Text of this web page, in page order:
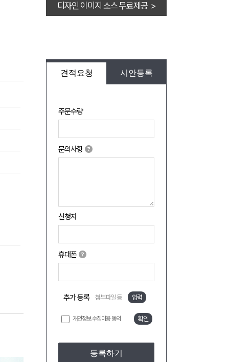
디자인 이미지 소스 무료제공 >
견적요청 시안등록
주문수량
문의사항
신청자
휴대폰
추가 등록 첨부파일 등 입력
개인정보 수집이용 동의 확인
등록하기